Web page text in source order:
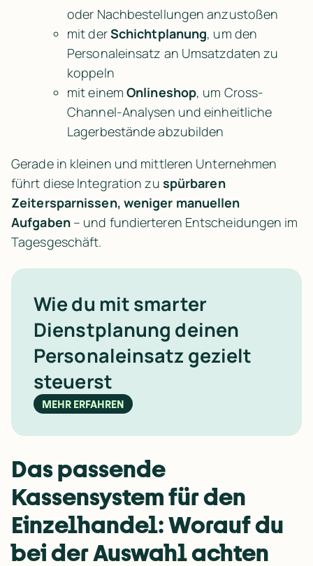
oder Nachbestellungen anzustoßen
mit der Schichtplanung, um den
Personaleinsatz an Umsatzdaten zu
koppeln
mit einem Onlineshop, um Cross-
Channel-Analysen und einheitliche
Lagerbestände abzubilden
Gerade in kleinen und mittleren Unternehmen
führt diese Integration zu spürbaren
Zeitersparnissen, weniger manuellen
Aufgaben – und fundierteren Entscheidungen im
Tagesgeschäft.
Wie du mit smarter
Dienstplanung deinen
Personaleinsatz gezielt
steuerst
MEHR ERFAHREN
Das passende
Kassensystem für den
Einzelhandel: Worauf du
bei der Auswahl achten